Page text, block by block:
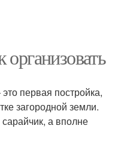
первая постройка,
загородной земли.
а вполне